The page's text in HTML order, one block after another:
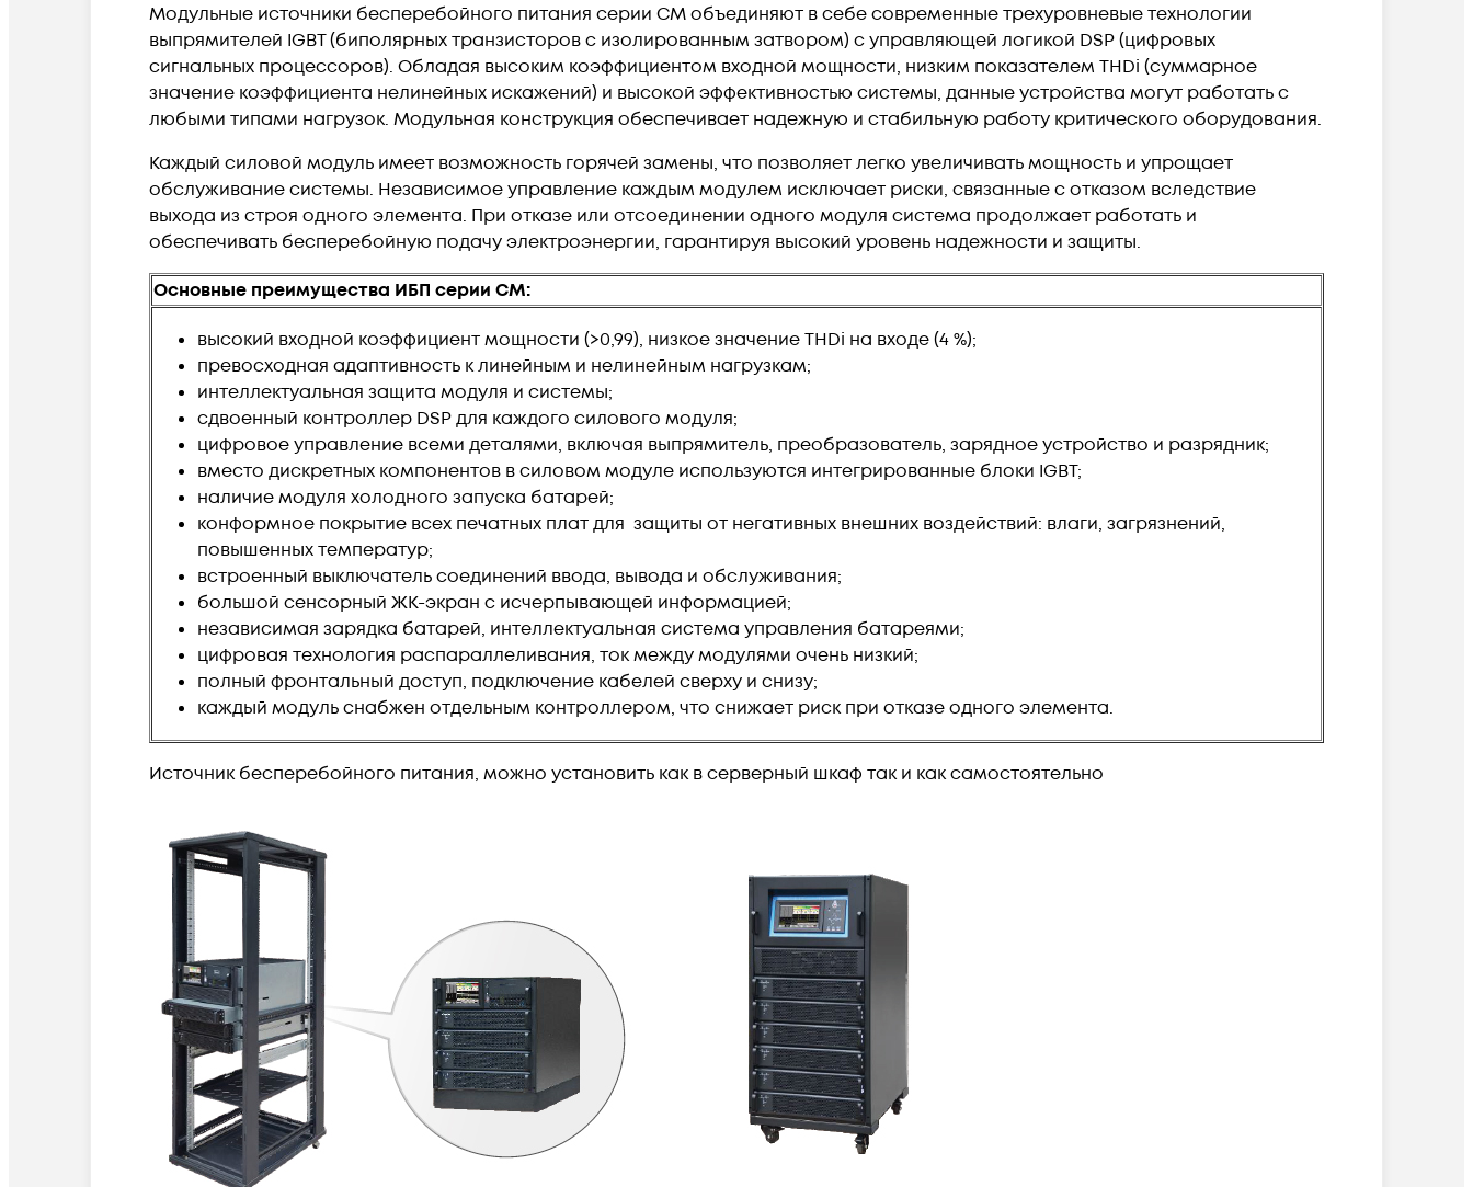
Модульные источники бесперебойного питания серии СM объединяют в себе современные трехуровневые технологии
выпрямителей IGBT (биполярных транзисторов с изолированным затвором) с управляющей логикой DSP (цифровых
сигнальных процессоров). Обладая высоким коэффициентом входной мощности, низким показателем THDi (суммарное
значение коэффициента нелинейных искажений) и высокой эффективностью системы, данные устройства могут работать с
любыми типами нагрузок. Модульная конструкция обеспечивает надежную и стабильную работу критического оборудования.
Каждый силовой модуль имеет возможность горячей замены, что позволяет легко увеличивать мощность и упрощает
обслуживание системы. Независимое управление каждым модулем исключает риски, связанные с отказом вследствие
выхода из строя одного элемента. При отказе или отсоединении одного модуля система продолжает работать и
обеспечивать бесперебойную подачу электроэнергии, гарантируя высокий уровень надежности и защиты.
Основные преимущества ИБП серии CM:
высокий входной коэффициент мощности (>0,99), низкое значение THDi на входе (4 %);
превосходная адаптивность к линейным и нелинейным нагрузкам;
интеллектуальная защита модуля и системы;
сдвоенный контроллер DSP для каждого силового модуля;
цифровое управление всеми деталями, включая выпрямитель, преобразователь, зарядное устройство и разрядник;
вместо дискретных компонентов в силовом модуле используются интегрированные блоки IGBT;
наличие модуля холодного запуска батарей;
конформное покрытие всех печатных плат для защиты от негативных внешних воздействий: влаги, загрязнений,
повышенных температур;
встроенный выключатель соединений ввода, вывода и обслуживания;
большой сенсорный ЖК-экран с исчерпывающей информацией;
независимая зарядка батарей, интеллектуальная система управления батареями;
цифровая технология распараллеливания, ток между модулями очень низкий;
полный фронтальный доступ, подключение кабелей сверху и снизу;
каждый модуль снабжен отдельным контроллером, что снижает риск при отказе одного элемента.
Источник бесперебойного питания, можно установить как в серверный шкаф так и как самостоятельно